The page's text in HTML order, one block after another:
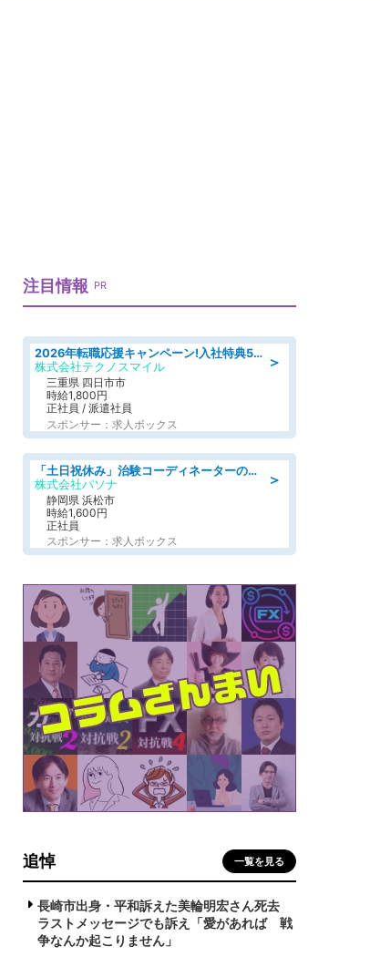
注目情報 PR
＞
2026年転職応援キャンペーン!入社特典58万円/デンソーで働こう!自動車工場で小型部品の検査業務 denso aichi
株式会社テクノスマイル
三重県 四日市市
時給1,800円
正社員 / 派遣社員
スポンサー：求人ボックス
＞
「土日祝休み」治験コーディネーターのお仕事/未経験OK
株式会社パソナ
静岡県 浜松市
時給1,600円
正社員
スポンサー：求人ボックス
追悼 一覧を見る
長崎市出身・平和訴えた美輪明宏さん死去
ラストメッセージでも訴え「愛があれば 戦
争なんか起こりません」